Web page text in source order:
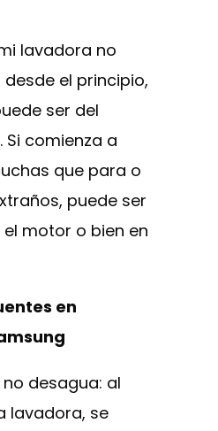
lavadora no
el principio,
ser del
comienza a
que para o
puede ser
motor o bien en
en
desagua: al
lavadora, se